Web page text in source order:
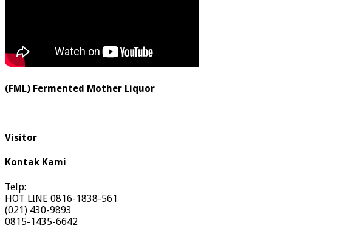
(FML) Fermented Mother Liquor
Visitor
Kontak Kami
Telp:
HOT LINE 0816-1838-561
(021) 430-9893
0815-1435-6642